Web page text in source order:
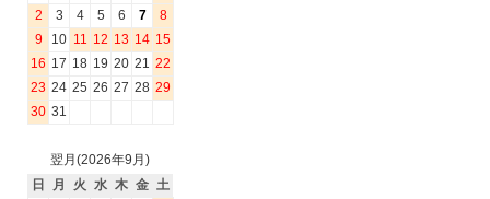
2
3 4 5 6 7
8
9
10 11 12 13 14 15
16 17 18 19 20 21 22
23 24 25 26 27 28 29
30 31
翌月(2026年9月)
日
月 火 水 木 金 土